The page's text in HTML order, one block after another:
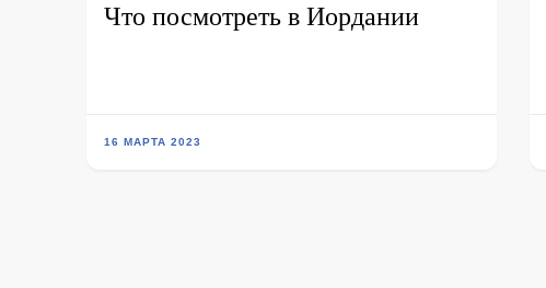
Что посмотреть в Иордании
16 МАРТА 2023